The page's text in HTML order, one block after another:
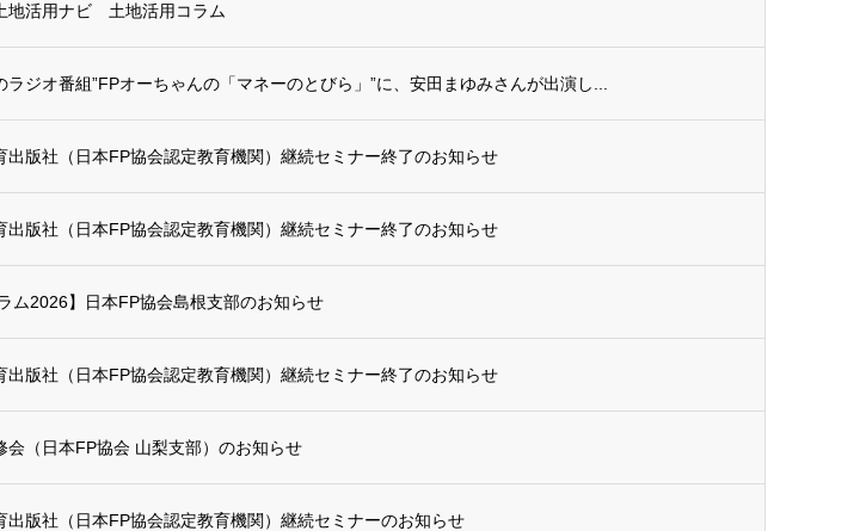
活用ナビ 土地活用コラム
ラジオ番組”FPオーちゃんの「マネーのとびら」”に、安田まゆみさんが出演し...
出版社（日本FP協会認定教育機関）継続セミナー終了のお知らせ
出版社（日本FP協会認定教育機関）継続セミナー終了のお知らせ
ム2026】日本FP協会島根支部のお知らせ
出版社（日本FP協会認定教育機関）継続セミナー終了のお知らせ
会（日本FP協会 山梨支部）のお知らせ
出版社（日本FP協会認定教育機関）継続セミナーのお知らせ